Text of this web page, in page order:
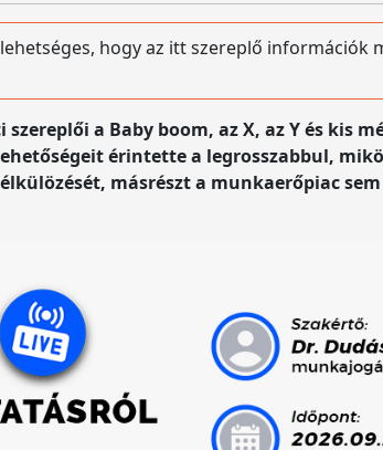
hogy az itt szereplő információk
a Baby boom, az X, az Y és kis
érintette a legrosszabbul,
másrészt a munkaerőpiac